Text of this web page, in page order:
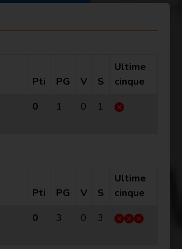
Pti PG V S
Ultime
cinque
0 1 0 1
Pti PG V S
Ultime
cinque
0 3 0 3